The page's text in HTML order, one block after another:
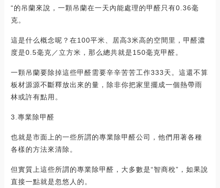
“的吊蘭來說，一顆吊蘭在一天內能處理的甲醛只有0.36毫
克。
這是什么概念呢？在100平米、居高3米高的空間里，甲醛濃
度是0.5毫克／立方米，那么總共就是150毫克甲醛。
一顆吊蘭要除掉這些甲醛需要辛辛苦苦工作333天。這還不算
板材源源不斷釋放出來的量，除非你把家里擺成一個熱帶雨
林或許有點用。
3.專業除甲醛
也就是市面上的一些所謂的專業除甲醛公司，他們用著各種
各樣的方法來清除。
但實質上這些所謂的專業除甲醛，大多數是“智商稅”，如果說
直接一點就是忽悠人的。